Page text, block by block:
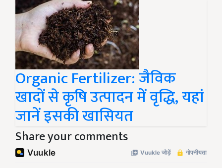
Organic Fertilizer: जैविक
खादों से कृषि उत्पादन में वृद्धि, यहां
जानें इसकी खासियत
Share your comments